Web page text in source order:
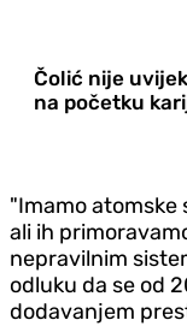
Čolić nije
na početku
"Imamo atomske
ali ih
nepravilnim
odluku da se od
dodavanjem